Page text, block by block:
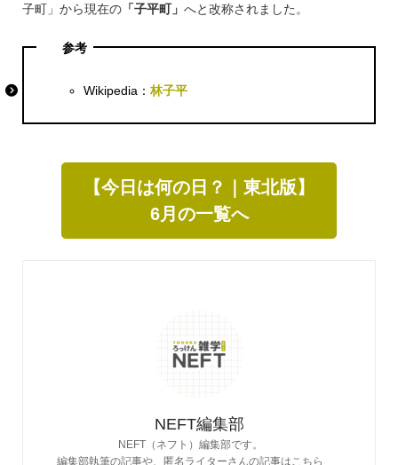
子町」から現在の「子平町」 へと改称されました。
参考
Wikipedia：林子平
【今日は何の日？｜東北版】
6月の一覧へ
NEFT編集部
NEFT（ネフト）編集部です。
編集部執筆の記事や、匿名ライターさんの記事はこちら